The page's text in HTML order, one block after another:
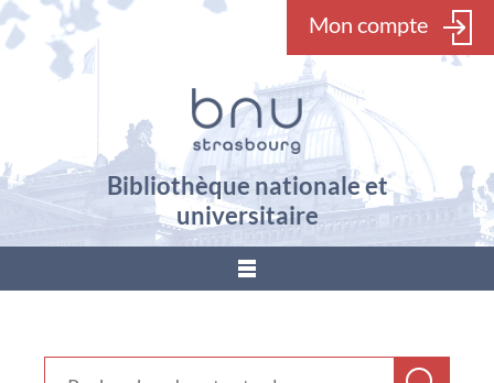
Mon compte
Bibliothèque nationale et
universitaire
???